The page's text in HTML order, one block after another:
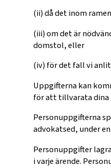
(ii) då det inom
(iii) om det är
domstol, eller
(iv) för det fall vi
Uppgifterna kan
för att tillvarata
Personuppgifterna
advokatsed, under
Personuppgifter
i varje ärende.